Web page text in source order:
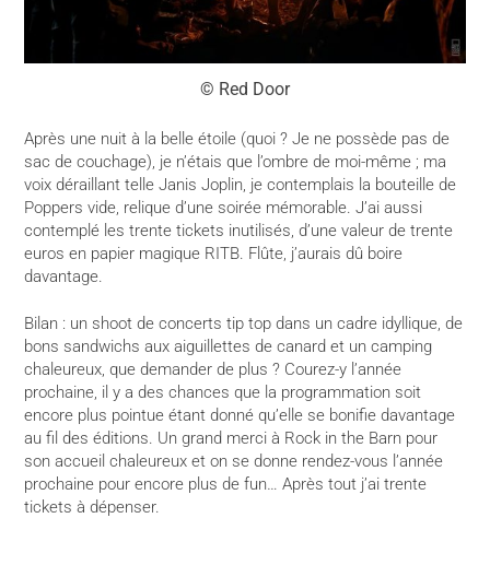
© Red Door
Après une nuit à la belle étoile (quoi ? Je ne possède pas de
sac de couchage), je n’étais que l’ombre de moi-même ; ma
voix déraillant telle Janis Joplin, je contemplais la bouteille de
Poppers vide, relique d’une soirée mémorable. J’ai aussi
contemplé les trente tickets inutilisés, d’une valeur de trente
euros en papier magique RITB. Flûte, j’aurais dû boire
davantage.
Bilan : un shoot de concerts tip top dans un cadre idyllique, de
bons sandwichs aux aiguillettes de canard et un camping
chaleureux, que demander de plus ? Courez-y l’année
prochaine, il y a des chances que la programmation soit
encore plus pointue étant donné qu’elle se bonifie davantage
au fil des éditions. Un grand merci à Rock in the Barn pour
son accueil chaleureux et on se donne rendez-vous l’année
prochaine pour encore plus de fun… Après tout j’ai trente
tickets à dépenser.